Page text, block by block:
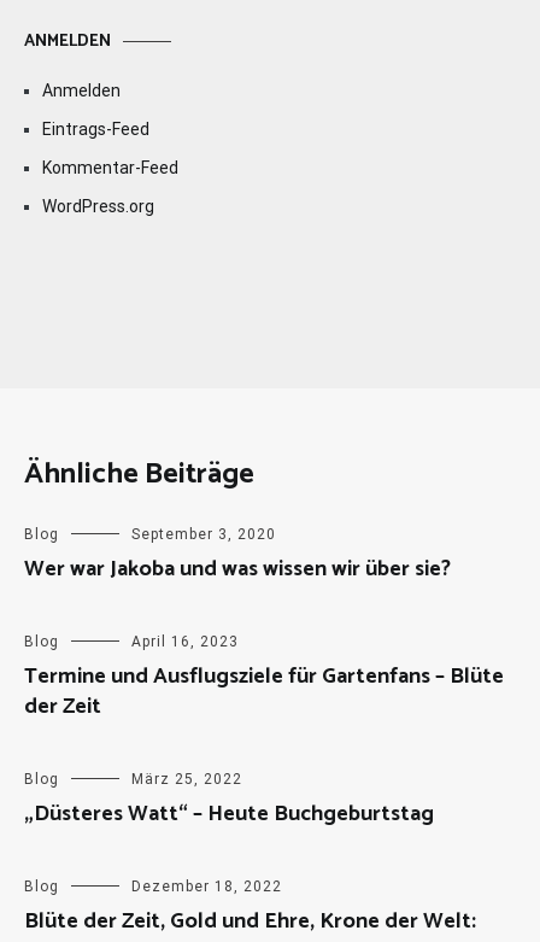
ANMELDEN
Anmelden
Eintrags-Feed
Kommentar-Feed
WordPress.org
Ähnliche Beiträge
Blog September 3, 2020
Wer war Jakoba und was wissen wir über sie?
Blog April 16, 2023
Termine und Ausflugsziele für Gartenfans – Blüte
der Zeit
Blog März 25, 2022
„Düsteres Watt“ – Heute Buchgeburtstag
Blog Dezember 18, 2022
Blüte der Zeit, Gold und Ehre, Krone der Welt: